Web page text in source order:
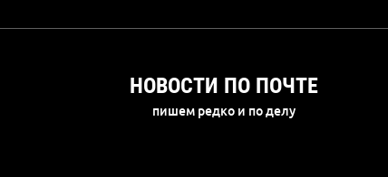
НОВОСТИ ПО ПОЧТЕ
пишем редко и по делу